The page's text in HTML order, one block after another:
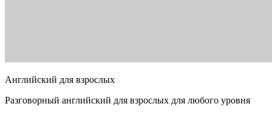
Английский для взрослых
Разговорный английский для взрослых для любого уровня